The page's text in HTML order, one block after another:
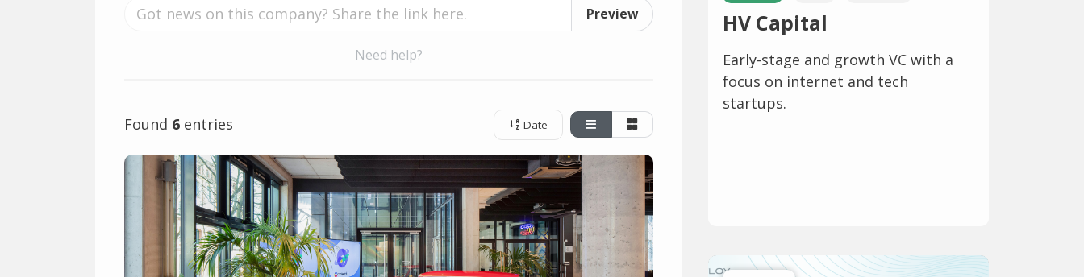
Preview
Need help?
Found 6 entries Date
HV Capital
Early-stage and growth VC with a
focus on internet and tech
startups.